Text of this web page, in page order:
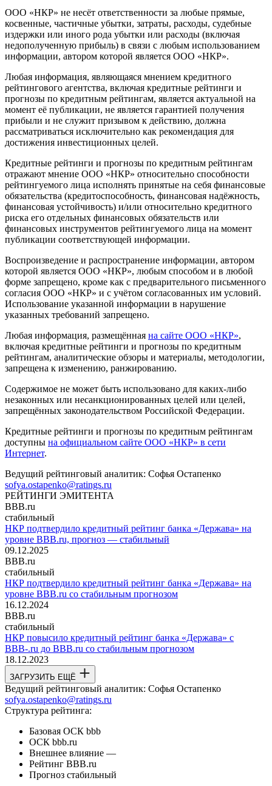
ООО «НКР» не несёт ответственности за любые прямые,
косвенные, частичные убытки, затраты, расходы, судебные
издержки или иного рода убытки или расходы (включая
недополученную прибыль) в связи с любым использованием
информации, автором которой является ООО «НКР».
Любая информация, являющаяся мнением кредитного
рейтингового агентства, включая кредитные рейтинги и
прогнозы по кредитным рейтингам, является актуальной на
момент её публикации, не является гарантией получения
прибыли и не служит призывом к действию, должна
рассматриваться исключительно как рекомендация для
достижения инвестиционных целей.
Кредитные рейтинги и прогнозы по кредитным рейтингам
отражают мнение ООО «НКР» относительно способности
рейтингуемого лица исполнять принятые на себя финансовые
обязательства (кредитоспособность, финансовая надёжность,
финансовая устойчивость) и/или относительно кредитного
риска его отдельных финансовых обязательств или
финансовых инструментов рейтингуемого лица на момент
публикации соответствующей информации.
Воспроизведение и распространение информации, автором
которой является ООО «НКР», любым способом и в любой
форме запрещено, кроме как с предварительного письменного
согласия ООО «НКР» и с учётом согласованных им условий.
Использование указанной информации в нарушение
указанных требований запрещено.
Любая информация, размещённая на сайте ООО «НКР»,
включая кредитные рейтинги и прогнозы по кредитным
рейтингам, аналитические обзоры и материалы, методологии,
запрещена к изменению, ранжированию.
Содержимое не может быть использовано для каких-либо
незаконных или несанкционированных целей или целей,
запрещённых законодательством Российской Федерации.
Кредитные рейтинги и прогнозы по кредитным рейтингам
доступны на официальном сайте ООО «НКР» в сети
Интернет.
Ведущий рейтинговый аналитик: Софья Остапенко
sofya.ostapenko@ratings.ru
РЕЙТИНГИ ЭМИТЕНТА
BBB.ru
стабильный
НКР подтвердило кредитный рейтинг банка «Держава» на
уровне BBB.ru, прогноз — стабильный
09.12.2025
BBB.ru
стабильный
НКР подтвердило кредитный рейтинг банка «Держава» на
уровне BBB.ru со стабильным прогнозом
16.12.2024
BBB.ru
стабильный
НКР повысило кредитный рейтинг банка «Держава» с
BBB-.ru до BBB.ru со стабильным прогнозом
18.12.2023
ЗАГРУЗИТЬ ЕЩЁ
Ведущий рейтинговый аналитик: Софья Остапенко
sofya.ostapenko@ratings.ru
Структура рейтинга:
Базовая ОСК bbb
ОСК bbb.ru
Внешнее влияние —
Рейтинг BBB.ru
Прогноз стабильный